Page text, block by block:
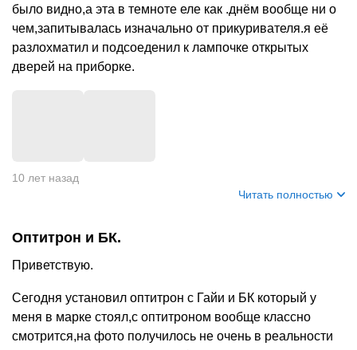
было видно,а эта в темноте еле как .днём вообще ни о
чем,запитывалась изначально от прикуривателя.я её
разлохматил и подсоеденил к лампочке открытых
дверей на приборке.
10 лет назад
Читать полностью
Оптитрон и БК.
Приветствую.
Сегодня установил оптитрон с Гайи и БК который у
меня в марке стоял,с оптитроном вообще классно
смотрится,на фото получилось не очень в реальности